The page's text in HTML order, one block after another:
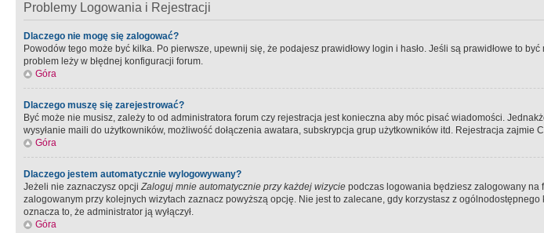
Problemy Logowania i Rejestracji
Dlaczego nie mogę się zalogować?
Powodów tego może być kilka. Po pierwsze, upewnij się, że podajesz prawidłowy login i hasło. Jeśli są prawidłowe to
problem leży w błędnej konfiguracji forum.
Góra
Dlaczego muszę się zarejestrować?
Być może nie musisz, zależy to od administratora forum czy rejestracja jest konieczna aby móc pisać wiadomości.
wysyłanie maili do użytkowników, możliwość dołączenia awatara, subskrypcja grup użytkowników itd. Rejestracja zajmie
Góra
Dlaczego jestem automatycznie wylogowywany?
Jeżeli nie zaznaczysz opcjiZaloguj mnie automatycznie przy każdej wizycie podczas logowania będziesz zalogowany na
zalogowanym przy kolejnych wizytach zaznacz powyższą opcję. Nie jest to zalecane, gdy korzystasz z
oznacza to, że administrator ją wyłączył.
Góra